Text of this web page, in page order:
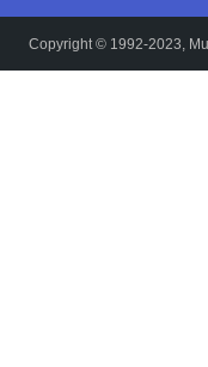
Copyright © 1992-2023,